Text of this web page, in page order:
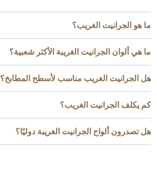
ما هو الجرانيت الغريب؟
ما هي ألوان الجرانيت الغريبة الأكثر شعبية؟
هل الجرانيت الغريب مناسب لأسطح المطابخ؟
كم يكلف الجرانيت الغريب؟
هل تصدرون ألواح الجرانيت الغريبة دوليًا؟